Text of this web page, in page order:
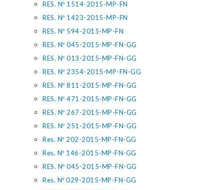
RES. Nº 1514-2015-MP-FN
RES. Nº 1423-2015-MP-FN
RES. Nº 594-2015-MP-FN
RES. Nº 045-2015-MP-FN-GG
RES. Nº 013-2015-MP-FN-GG
RES. Nº 2354-2015-MP-FN-GG
RES. Nº 811-2015-MP-FN-GG
RES. Nº 471-2015-MP-FN-GG
RES. Nº 267-2015-MP-FN-GG
RES. Nº 251-2015-MP-FN-GG
Res. Nº 202-2015-MP-FN-GG
Res. Nº 146-2015-MP-FN-GG
RES. Nº 045-2015-MP-FN-GG
Res. Nº 029-2015-MP-FN-GG